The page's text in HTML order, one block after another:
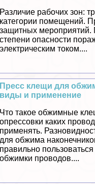
Различие рабочих зон:
категории помещений.
защитных
степени опасности
электрическим током....
Пресс клещи для
виды и применение
Что такое обжимные
опрессовки каких
применять.
для обжима
правильно
обжимки проводов....